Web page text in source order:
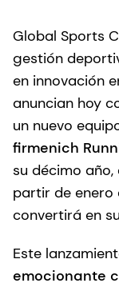
Global Sports
gestión
en innovación
anuncian hoy
un nuevo
firmenich
su décimo
partir de enero
convertirá en
Este
emocionante